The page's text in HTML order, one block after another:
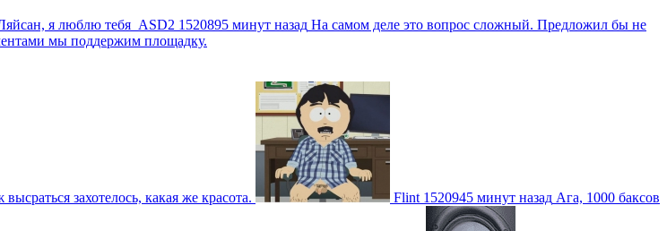
я люблю тебя ASD2 1520895 минут назад На самом деле это вопрос сложный. Предложил бы не
мы поддержим площадку.
захотелось, какая же красота. Flint 1520945 минут назад Ага, 1000 баксов